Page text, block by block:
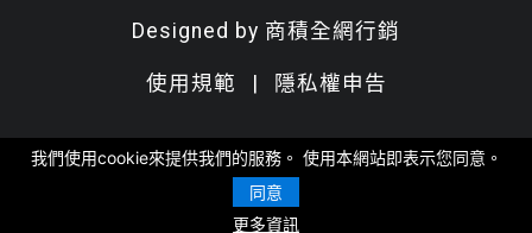
Designed by 商積全網行銷
使用規範 | 隱私權申告
我們使用cookie來提供我們的服務。 使用本網站即表示您同意。
同意
更多資訊